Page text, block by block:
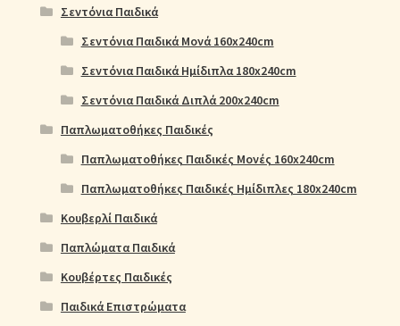
Σεντόνια Παιδικά
Σεντόνια Παιδικά Μονά 160x240cm
Σεντόνια Παιδικά Ημίδιπλα 180x240cm
Σεντόνια Παιδικά Διπλά 200x240cm
Παπλωματοθήκες Παιδικές
Παπλωματοθήκες Παιδικές Μονές 160x240cm
Παπλωματοθήκες Παιδικές Ημίδιπλες 180x240cm
Κουβερλί Παιδικά
Παπλώματα Παιδικά
Κουβέρτες Παιδικές
Παιδικά Επιστρώματα